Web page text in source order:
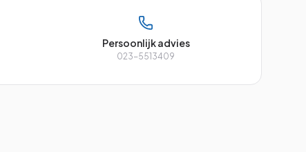
Persoonlijk advies
023-5513409